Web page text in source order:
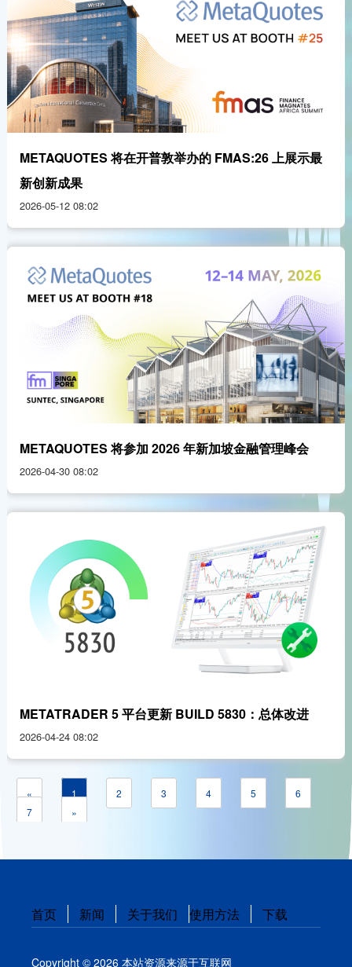
METAQUOTES 将在开普敦举办的 FMAS:26 上展示最
新创新成果
2026-05-12 08:02
METAQUOTES 将参加 2026 年新加坡金融管理峰会
2026-04-30 08:02
METATRADER 5 平台更新 BUILD 5830：总体改进
2026-04-24 08:02
« 1 2 3 4 5
6
7
»
首页 新闻 关于我们 使用方法 下载
Copyright © 2026 本站资源来源于互联网